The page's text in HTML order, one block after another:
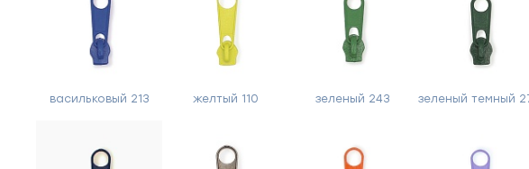
васильковый 213 желтый 110 зеленый 243 зеленый темный